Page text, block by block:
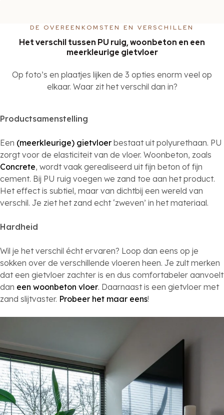
DE OVEREENKOMSTEN EN VERSCHILLEN
Het verschil tussen PU ruig, woonbeton en een
meerkleurige gietvloer
Op foto’s en plaatjes lijken de 3 opties enorm veel op
elkaar. Waar zit het verschil dan in?
Productsamenstelling
Een (meerkleurige) gietvloer bestaat uit polyurethaan. PU
zorgt voor de elasticiteit van de vloer. Woonbeton, zoals
Concrete, wordt vaak gerealiseerd uit fijn beton of fijn
cement. Bij PU ruig voegen we zand toe aan het product.
Het effect is subtiel, maar van dichtbij een wereld van
verschil. Je ziet het zand echt ‘zweven’ in het materiaal.
Hardheid
Wil je het verschil écht ervaren? Loop dan eens op je
sokken over de verschillende vloeren heen. Je zult merken
dat een gietvloer zachter is en dus comfortabeler aanvoelt
dan een woonbeton vloer. Daarnaast is een gietvloer met
zand slijtvaster. Probeer het maar eens!